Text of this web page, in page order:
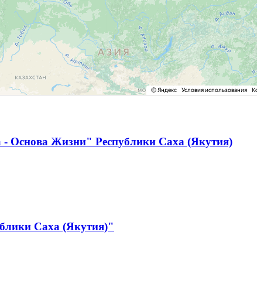
- Основа Жизни" Республики Саха (Якутия)
Саха (Якутия)"